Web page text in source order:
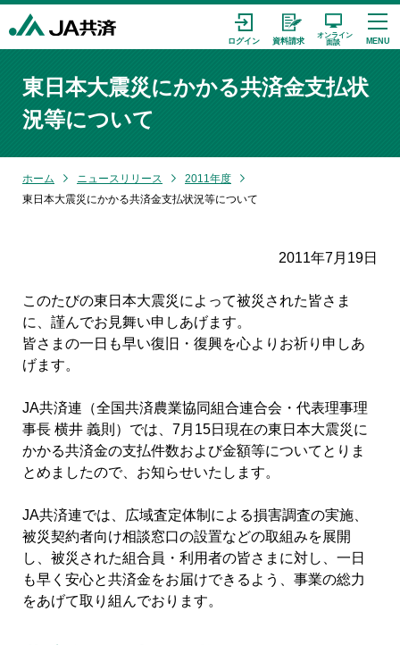
東日本大震災にかかる共済金支払状
況等について
ホーム ニュースリリース
2011年度
東日本大震災にかかる共済金支払状況等について
2011年7月19日
このたびの東日本大震災によって被災された皆さま
に、謹んでお見舞い申しあげます。
皆さまの一日も早い復旧・復興を心よりお祈り申しあ
げます。
JA共済連（全国共済農業協同組合連合会・代表理事理
事長 横井 義則）では、7月15日現在の東日本大震災に
かかる共済金の支払件数および金額等についてとりま
とめましたので、お知らせいたします。
JA共済連では、広域査定体制による損害調査の実施、
被災契約者向け相談窓口の設置などの取組みを展開
し、被災された組合員・利用者の皆さまに対し、一日
も早く安心と共済金をお届けできるよう、事業の総力
をあげて取り組んでおります。